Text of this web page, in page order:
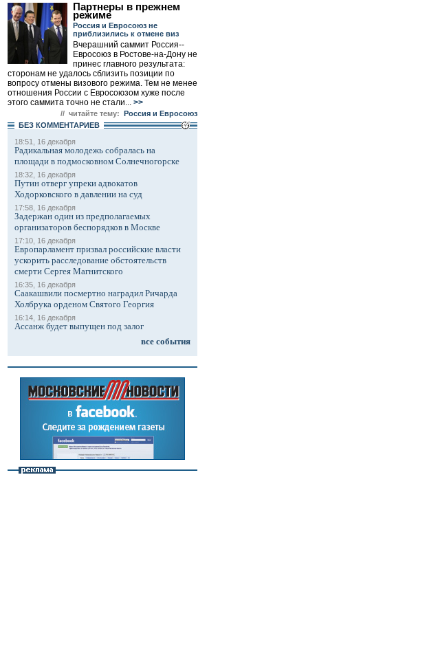
Партнеры в прежнем
режиме
Россия и Евросоюз не
приблизились к отмене виз
Вчерашний саммит Россия--
Евросоюз в Ростове-на-Дону не
принес главного результата:
сторонам не удалось сблизить позиции по
вопросу отмены визового режима. Тем не менее
отношения России с Евросоюзом хуже после
этого саммита точно не стали... >>
// читайте тему: Россия и Евросоюз
БЕЗ КОМMЕНТАРИЕВ
18:51, 16 декабря
Радикальная молодежь собралась на
площади в подмосковном Солнечногорске
18:32, 16 декабря
Путин отверг упреки адвокатов
Ходорковского в давлении на суд
17:58, 16 декабря
Задержан один из предполагаемых
организаторов беспорядков в Москве
17:10, 16 декабря
Европарламент призвал российские власти
ускорить расследование обстоятельств
смерти Сергея Магнитского
16:35, 16 декабря
Саакашвили посмертно наградил Ричарда
Холбрука орденом Святого Георгия
16:14, 16 декабря
Ассанж будет выпущен под залог
все события